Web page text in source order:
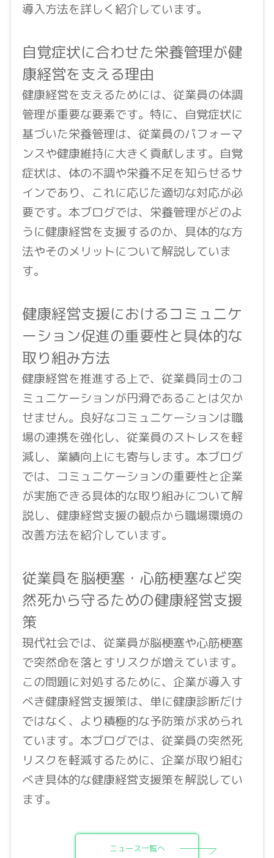
導入方法を詳しく紹介しています。
自覚症状に合わせた栄養管理が健
康経営を支える理由
健康経営を支えるためには、従業員の体調
管理が重要な要素です。特に、自覚症状に
基づいた栄養管理は、従業員のパフォーマ
ンスや健康維持に大きく貢献します。自覚
症状は、体の不調や栄養不足を知らせるサ
インであり、これに応じた適切な対応が必
要です。本ブログでは、栄養管理がどのよ
うに健康経営を支援するのか、具体的な方
法やそのメリットについて解説していま
す。
健康経営支援におけるコミュニケ
ーション促進の重要性と具体的な
取り組み方法
健康経営を推進する上で、従業員同士のコ
ミュニケーションが円滑であることは欠か
せません。良好なコミュニケーションは職
場の連携を強化し、従業員のストレスを軽
減し、業績向上にも寄与します。本ブログ
では、コミュニケーションの重要性と企業
が実施できる具体的な取り組みについて解
説し、健康経営支援の観点から職場環境の
改善方法を紹介しています。
従業員を脳梗塞・心筋梗塞など突
然死から守るための健康経営支援
策
現代社会では、従業員が脳梗塞や心筋梗塞
で突然命を落とすリスクが増えています。
この問題に対処するために、企業が導入す
べき健康経営支援策は、単に健康診断だけ
ではなく、より積極的な予防策が求められ
ています。本ブログでは、従業員の突然死
リスクを軽減するために、企業が取り組む
べき具体的な健康経営支援策を解説してい
ます。
ニュース一覧へ